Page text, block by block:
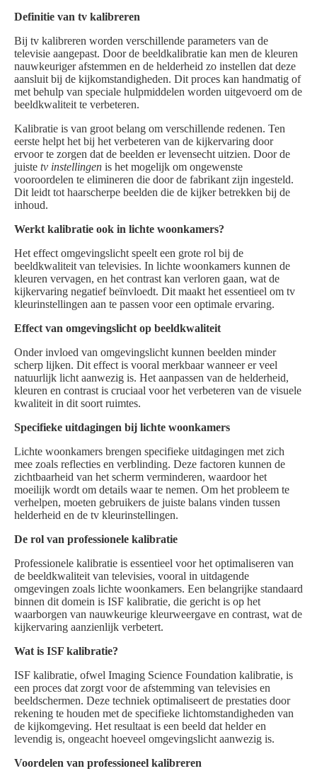
Definitie van tv kalibreren
Bij tv kalibreren worden verschillende parameters van de
televisie aangepast. Door de beeldkalibratie kan men de kleuren
nauwkeuriger afstemmen en de helderheid zo instellen dat deze
aansluit bij de kijkomstandigheden. Dit proces kan handmatig of
met behulp van speciale hulpmiddelen worden uitgevoerd om de
beeldkwaliteit te verbeteren.
Kalibratie is van groot belang om verschillende redenen. Ten
eerste helpt het bij het verbeteren van de kijkervaring door
ervoor te zorgen dat de beelden er levensecht uitzien. Door de
juiste tv instellingen is het mogelijk om ongewenste
vooroordelen te elimineren die door de fabrikant zijn ingesteld.
Dit leidt tot haarscherpe beelden die de kijker betrekken bij de
inhoud.
Werkt kalibratie ook in lichte woonkamers?
Het effect omgevingslicht speelt een grote rol bij de
beeldkwaliteit van televisies. In lichte woonkamers kunnen de
kleuren vervagen, en het contrast kan verloren gaan, wat de
kijkervaring negatief beïnvloedt. Dit maakt het essentieel om tv
kleurinstellingen aan te passen voor een optimale ervaring.
Effect van omgevingslicht op beeldkwaliteit
Onder invloed van omgevingslicht kunnen beelden minder
scherp lijken. Dit effect is vooral merkbaar wanneer er veel
natuurlijk licht aanwezig is. Het aanpassen van de helderheid,
kleuren en contrast is cruciaal voor het verbeteren van de visuele
kwaliteit in dit soort ruimtes.
Specifieke uitdagingen bij lichte woonkamers
Lichte woonkamers brengen specifieke uitdagingen met zich
mee zoals reflecties en verblinding. Deze factoren kunnen de
zichtbaarheid van het scherm verminderen, waardoor het
moeilijk wordt om details waar te nemen. Om het probleem te
verhelpen, moeten gebruikers de juiste balans vinden tussen
helderheid en de tv kleurinstellingen.
De rol van professionele kalibratie
Professionele kalibratie is essentieel voor het optimaliseren van
de beeldkwaliteit van televisies, vooral in uitdagende
omgevingen zoals lichte woonkamers. Een belangrijke standaard
binnen dit domein is ISF kalibratie, die gericht is op het
waarborgen van nauwkeurige kleurweergave en contrast, wat de
kijkervaring aanzienlijk verbetert.
Wat is ISF kalibratie?
ISF kalibratie, ofwel Imaging Science Foundation kalibratie, is
een proces dat zorgt voor de afstemming van televisies en
beeldschermen. Deze techniek optimaliseert de prestaties door
rekening te houden met de specifieke lichtomstandigheden van
de kijkomgeving. Het resultaat is een beeld dat helder en
levendig is, ongeacht hoeveel omgevingslicht aanwezig is.
Voordelen van professioneel kalibreren